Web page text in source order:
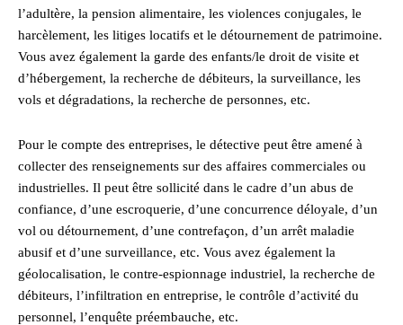
l’adultère, la pension alimentaire, les violences conjugales, le
harcèlement, les litiges locatifs et le détournement de patrimoine.
Vous avez également la garde des enfants/le droit de visite et
d’hébergement, la recherche de débiteurs, la surveillance, les
vols et dégradations, la recherche de personnes, etc.
Pour le compte des entreprises, le détective peut être amené à
collecter des renseignements sur des affaires commerciales ou
industrielles. Il peut être sollicité dans le cadre d’un abus de
confiance, d’une escroquerie, d’une concurrence déloyale, d’un
vol ou détournement, d’une contrefaçon, d’un arrêt maladie
abusif et d’une surveillance, etc. Vous avez également la
géolocalisation, le contre-espionnage industriel, la recherche de
débiteurs, l’infiltration en entreprise, le contrôle d’activité du
personnel, l’enquête préembauche, etc.